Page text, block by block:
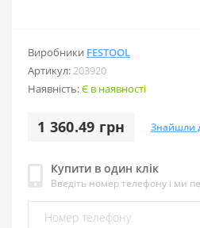
Виробники FESTOOL
Артикул:203920
Наявність:Є в наявності
1 360.49 грн Знайшли
Купити в один клік
Введіть номер телефону і ми